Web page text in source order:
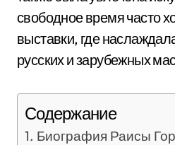
свободное время часто
выставки, где
русских и зарубежных
Содержание
Биография Раисы